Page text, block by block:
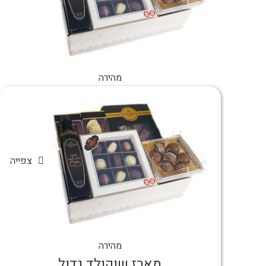
מהירה
צפייה
מהירה